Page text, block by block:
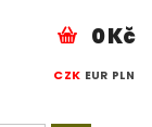
CZK EUR PLN
0 Kč